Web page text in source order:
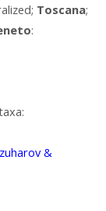
Toscana;
:
&